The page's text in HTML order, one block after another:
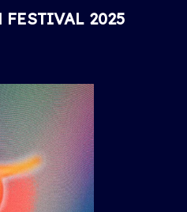
FESTIVAL 2025